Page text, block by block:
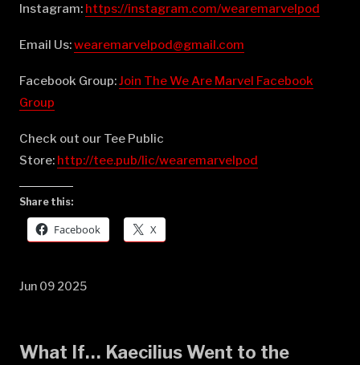
Instagram: ⁠⁠⁠⁠⁠⁠⁠⁠⁠⁠⁠⁠⁠⁠⁠⁠⁠⁠⁠⁠⁠⁠⁠⁠⁠⁠⁠⁠⁠⁠⁠⁠⁠⁠⁠⁠⁠⁠⁠⁠⁠⁠⁠⁠⁠⁠⁠⁠⁠⁠⁠https://instagram.com/wearemarvelpod⁠⁠⁠⁠⁠⁠⁠⁠⁠⁠⁠⁠⁠⁠⁠⁠⁠⁠⁠⁠⁠⁠⁠⁠⁠⁠⁠⁠⁠⁠⁠⁠⁠⁠⁠⁠⁠⁠⁠⁠⁠⁠⁠⁠⁠⁠⁠⁠⁠⁠⁠
Email Us:⁠⁠⁠⁠⁠⁠⁠⁠⁠⁠⁠⁠⁠⁠⁠⁠⁠⁠⁠⁠⁠⁠⁠⁠⁠⁠⁠⁠⁠⁠⁠⁠⁠⁠⁠⁠⁠⁠⁠⁠⁠⁠⁠⁠⁠⁠⁠⁠⁠⁠⁠wearemarvelpod@gmail.com⁠⁠⁠⁠⁠⁠⁠⁠⁠⁠⁠⁠⁠⁠⁠⁠⁠⁠⁠⁠⁠⁠⁠⁠⁠⁠⁠⁠⁠⁠⁠⁠⁠⁠⁠⁠⁠⁠⁠⁠⁠⁠⁠⁠⁠⁠⁠⁠⁠⁠⁠
Facebook Group:⁠⁠⁠⁠⁠⁠⁠⁠⁠⁠⁠⁠⁠⁠⁠⁠⁠⁠⁠⁠⁠⁠⁠⁠⁠⁠⁠⁠⁠⁠⁠⁠⁠⁠⁠⁠⁠⁠⁠⁠⁠⁠⁠⁠⁠⁠⁠⁠⁠⁠⁠Join The We Are Marvel Facebook
Group⁠⁠⁠⁠⁠⁠⁠⁠⁠⁠⁠⁠⁠⁠⁠⁠⁠⁠⁠⁠⁠⁠⁠⁠⁠⁠⁠⁠⁠⁠⁠⁠⁠⁠⁠⁠⁠⁠⁠⁠⁠⁠⁠⁠⁠⁠⁠⁠⁠⁠⁠
Check out our Tee Public
Store: ⁠⁠⁠⁠⁠⁠⁠⁠⁠⁠⁠⁠⁠⁠⁠⁠⁠⁠⁠⁠⁠⁠⁠⁠⁠⁠⁠⁠⁠⁠⁠⁠⁠⁠⁠⁠⁠⁠⁠⁠⁠⁠⁠⁠⁠⁠⁠⁠⁠⁠⁠http://tee.pub/lic/wearemarvelpod⁠
Share this:
Facebook X
Jun 09 2025
What If… Kaecilius Went to the